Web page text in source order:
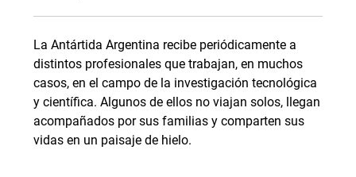
La Antártida Argentina recibe periódicamente a
distintos profesionales que trabajan, en muchos
casos, en el campo de la investigación tecnológica
y científica. Algunos de ellos no viajan solos, llegan
acompañados por sus familias y comparten sus
vidas en un paisaje de hielo.